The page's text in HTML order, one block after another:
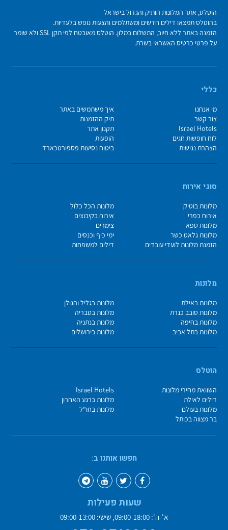
הוטלס, אתר המלונות הותיק והגדול בישראל
בהוטלס תמצאו דילים חדשים ומשתלמים והצעות נופש בלעדיות.
הזמנה באתר ללא חיוב, התשלום במלון. הוטלס מאובטח לפי תקן SSL ולא שומר
על פרטי כרטיס האשראי בשרת.
כללי
מי אנחנו
איך משתמשים באתר
צור קשר
תיק ההזמנות
Israel Hotels
תקנון אתר
לוח חופשות חגים
הופעות
הצהרת נגישות
ביטוח נסיעות פספורטכארד
סוגי אירוח
מלונות בוטיק
מלונות הכל כלול
אירוח כפרי
אירוח בקיבוצים
מלונות ספא
צימרים
מלונות גלאט כשר
ימי כיף וכנסים
הזמנת מלונות לועדי עובדים
דילים למשפחות
מלונות
מלונות באילת
מלונות בגליל והגולן
מלונות סובב כנרת
מלונות בטבריה
מלונות בחיפה
מלונות בנתניה
מלונות בתל אביב
מלונות בירושלים
הוטלס
השוואת מחירי מלונות
Israel Hotels
דילים לאילת
מלונות ברגע האחרון
מלונות בעולם
מלונות בחו"ל
בר מצווה בכותל
חפשו אותנו ב:
שעות פעילות
א'-ה': 09:00-18:00, שישי: 09:00-13:00